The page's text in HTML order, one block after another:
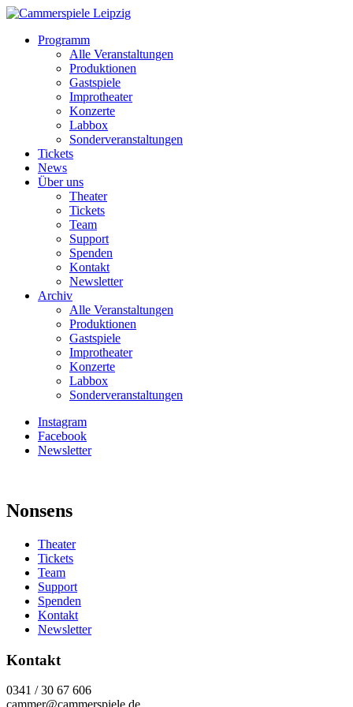
Programm
Alle Veranstaltungen
Produktionen
Gastspiele
Improtheater
Konzerte
Labbox
Sonderveranstaltungen
Tickets
News
Über uns
Theater
Tickets
Team
Support
Spenden
Kontakt
Newsletter
Archiv
Alle Veranstaltungen
Produktionen
Gastspiele
Improtheater
Konzerte
Labbox
Sonderveranstaltungen
Instagram
Facebook
Newsletter
Nonsens
Theater
Tickets
Team
Support
Spenden
Kontakt
Newsletter
Kontakt
0341 / 30 67 606